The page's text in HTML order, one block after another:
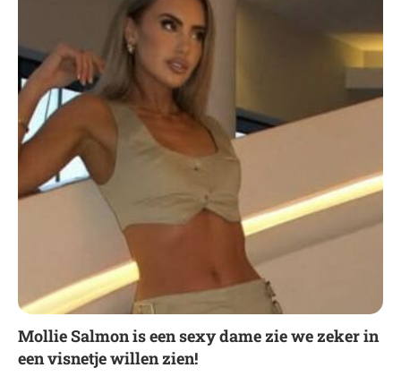
Mollie Salmon is een sexy dame zie we zeker in
een visnetje willen zien!